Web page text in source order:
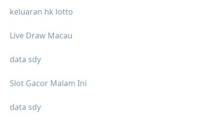
keluaran hk lotto
Live Draw Macau
data sdy
Slot Gacor Malam Ini
data sdy